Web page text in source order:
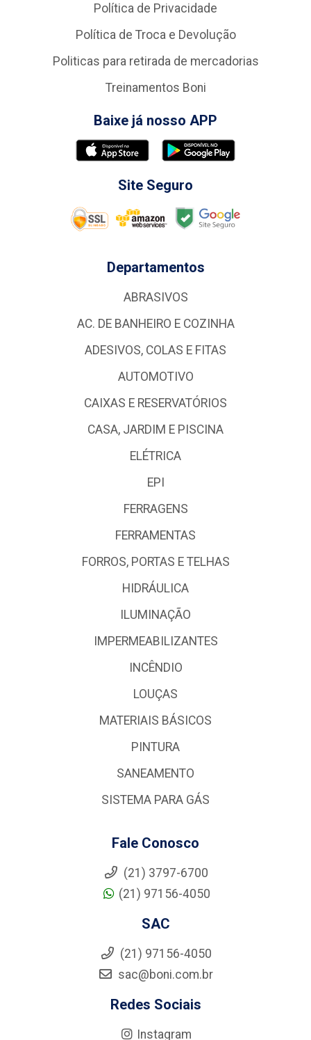
Política de Privacidade
Política de Troca e Devolução
Politicas para retirada de mercadorias
Treinamentos Boni
Baixe já nosso APP
Site Seguro
Departamentos
ABRASIVOS
AC. DE BANHEIRO E COZINHA
ADESIVOS, COLAS E FITAS
AUTOMOTIVO
CAIXAS E RESERVATÓRIOS
CASA, JARDIM E PISCINA
ELÉTRICA
EPI
FERRAGENS
FERRAMENTAS
FORROS, PORTAS E TELHAS
HIDRÁULICA
ILUMINAÇÃO
IMPERMEABILIZANTES
INCÊNDIO
LOUÇAS
MATERIAIS BÁSICOS
PINTURA
SANEAMENTO
SISTEMA PARA GÁS
Fale Conosco
(21) 3797-6700
(21) 97156-4050
SAC
(21) 97156-4050
sac@boni.com.br
Redes Sociais
Instagram